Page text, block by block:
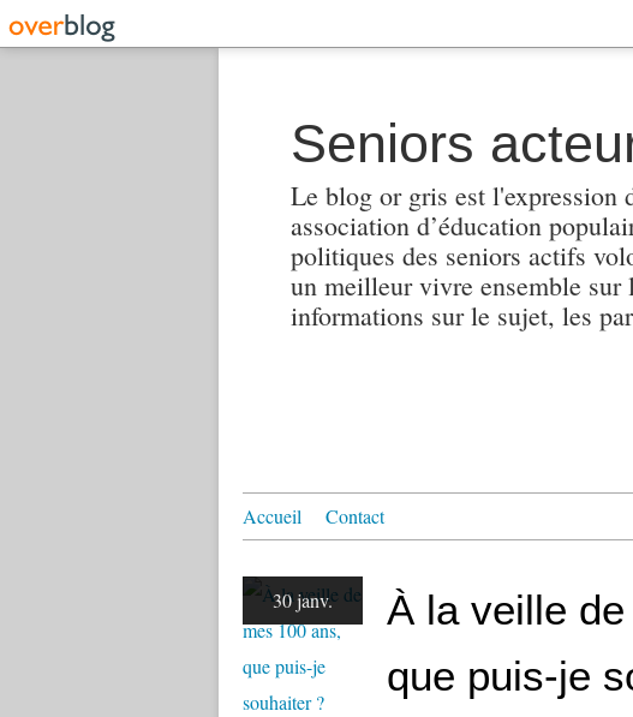
Seniors
Le blog or gris est l'expression
association d’éducation
politiques des seniors actifs
un meilleur vivre ensemble
informations sur le sujet, les
Accueil Contact
30 janv.
À la veille
que puis-je